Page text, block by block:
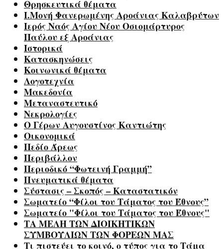
Θρησκευτικά θέματα
Ι.Μονή Φανερωμένης Αροάνιας Καλαβρύτων
Ιερός Ναός Αγίου Νέου Οσιομάρτυρος
Παύλου εξ Αροάνιας
Ιστορικά
Κατασκηνώσεις
Κοινωνικά θέματα
Λογοτεχνία
Μακεδονία
Μεταναστευτικό
Νεκρολογίες
Ο Γέρων Αυγουστίνος Καντιώτης
Οικονομικά
Πεδίο Άρεως
Περιβάλλον
Περιοδικό “Φωτεινή Γραμμή”
Πνευματικά θέματα
Σύστασις – Σκοπός – Καταστατικόν
Σωματείο “Φίλοι του Τάματος του Έθνους”
Σωματείο "Φίλοι του Τάματος του Έθνους"
ΤΑ ΜΕΛΗ ΤΩΝ ΔΙΟΙΚΗΤΙΚΩΝ
ΣΥΜΒΟΥΛΙΩΝ ΤΩΝ ΦΟΡΕΩΝ ΜΑΣ
Τι πιστεύει το κοινό, ο τύπος για το Τάμα